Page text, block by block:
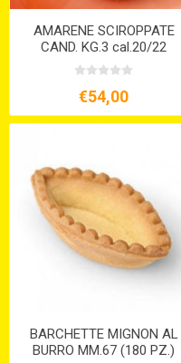
AMARENE SCIROPPATE
CAND. KG.3 cal.20/22
€54,00
BARCHETTE MIGNON AL
BURRO MM.67 (180 PZ.)